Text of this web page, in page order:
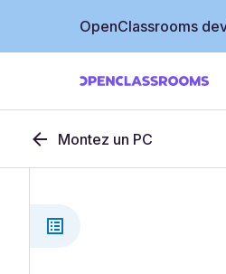
OpenClassrooms
Montez un PC